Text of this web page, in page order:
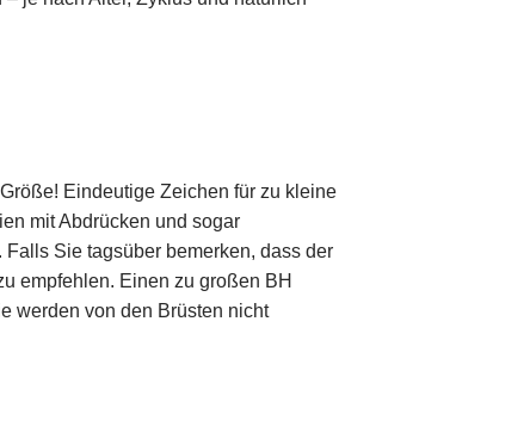
Eindeutige Zeichen für zu kleine
mit Abdrücken und sogar
Sie tagsüber bemerken, dass der
empfehlen. Einen zu großen BH
werden von den Brüsten nicht